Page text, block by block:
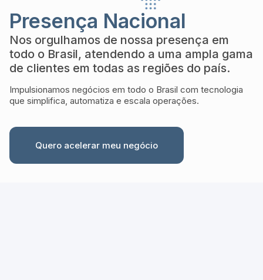
Presença Nacional
Nos orgulhamos de nossa presença em
todo o Brasil, atendendo a uma ampla gama
de clientes em todas as regiões do país.
Impulsionamos negócios em todo o Brasil com tecnologia
que simplifica, automatiza e escala operações.
Quero acelerar meu negócio